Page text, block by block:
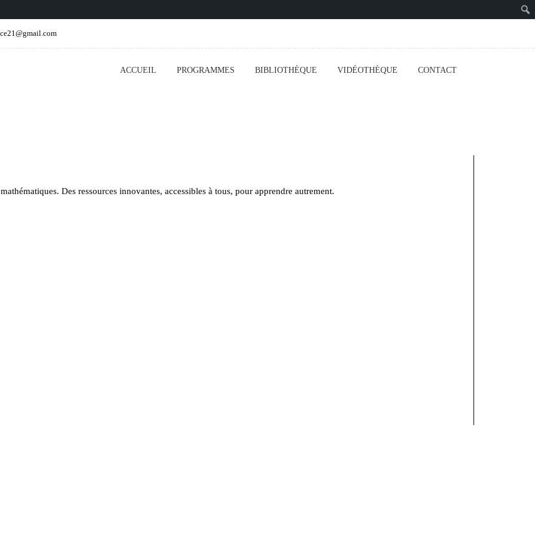
ACCUEIL PROGRAMMES BIBLIOTHÈQUE VIDÉOTHÈQUE CONTACT
Des ressources innovantes, accessibles à tous, pour apprendre autrement.